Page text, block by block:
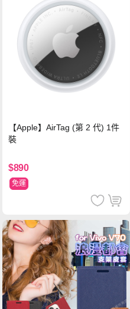
【Apple】AirTag (第 2 代) 1件
裝
$890
免運